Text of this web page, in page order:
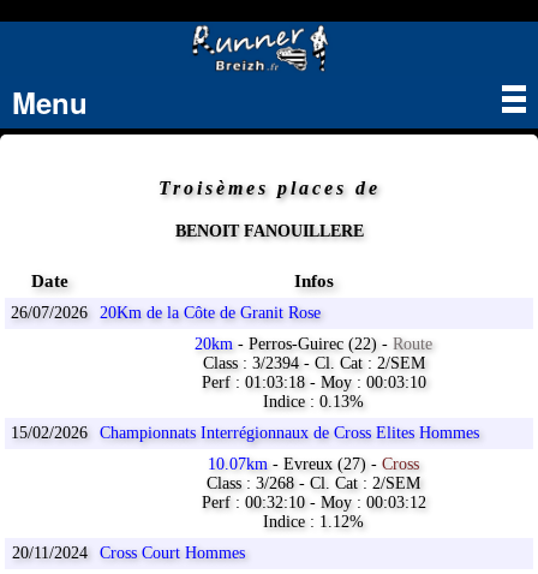
Menu
Troisèmes places de
BENOIT FANOUILLERE
Date Infos
26/07/2026
20Km de la Côte de Granit Rose
20km - Perros-Guirec (22) - Route
Class : 3/2394 - Cl. Cat : 2/SEM
Perf : 01:03:18 - Moy : 00:03:10
Indice : 0.13%
15/02/2026
Championnats Interrégionnaux de Cross Elites Hommes
10.07km - Evreux (27) - Cross
Class : 3/268 - Cl. Cat : 2/SEM
Perf : 00:32:10 - Moy : 00:03:12
Indice : 1.12%
20/11/2024
Cross Court Hommes